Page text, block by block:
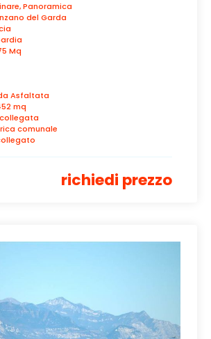
Panoramica
del Garda
Mq
Asfaltata
mq
comunale
richiedi prezzo